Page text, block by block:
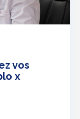
vos
x